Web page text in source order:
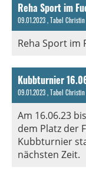
Reha Sport im
09.01.2023, Tabel Christin
Reha Sport im
Kubbturnier
09.01.2023, Tabel Christin
Am 16.06.23
dem Platz der
Kubbturnier
nächsten Zeit.